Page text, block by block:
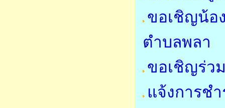
ขอเชิญน้อ
ตำบลพลา
ขอเชิญร่ว
แจ้งการช